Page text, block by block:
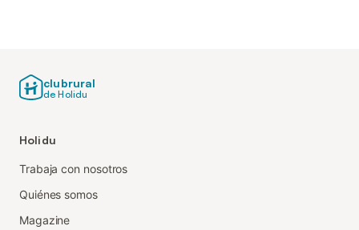
clubrural
de Holidu
Holidu
Trabaja con nosotros
Quiénes somos
Magazine